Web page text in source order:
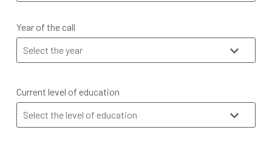
Year of the call
Current level of education